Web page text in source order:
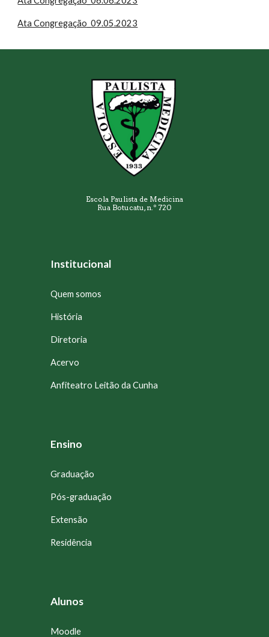
Ata Congregação_09.05.2023
Escola Paulista de Medicina
Rua Botucatu, n.º 720
Institucional
Quem somos
História
Diretoria
Acervo
Anfiteatro Leitão da Cunha
Ensino
Graduação
Pós-graduação
Extensão
Residência
Alunos
Moodle